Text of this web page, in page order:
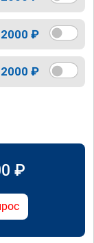
2000 ₽
2000 ₽
₽